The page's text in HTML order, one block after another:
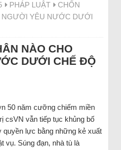
PHÁP LUẬT
CHỐN
NGƯỜI YÊU NƯỚC DƯỚI
NÀO CHO
DƯỚI CHẾ ĐỘ
50 năm cưỡng chiếm miền
csVN vẫn tiếp tục khủng bố
lực bằng những kẻ xuất
vụ. Súng đạn, nhà tù là